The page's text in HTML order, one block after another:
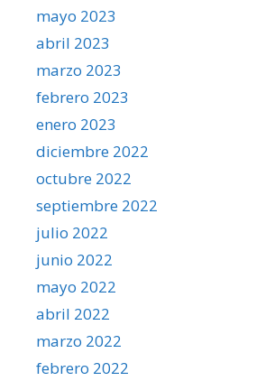
mayo 2023
abril 2023
marzo 2023
febrero 2023
enero 2023
diciembre 2022
octubre 2022
septiembre 2022
julio 2022
junio 2022
mayo 2022
abril 2022
marzo 2022
febrero 2022